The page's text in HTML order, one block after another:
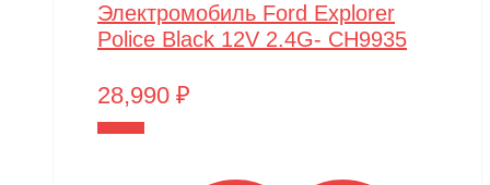
Электромобиль Ford Explorer
Police Black 12V 2.4G- CH9935
28,990 ₽